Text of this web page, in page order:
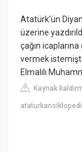
Atatürk'ün
üzerine
çağın
vermek
Elmalılı
Kaynak